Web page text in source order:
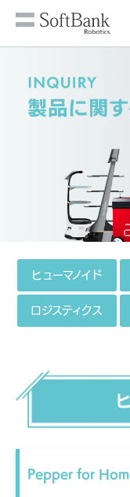
ヒューマノイド
ロジスティクス
Pepper for